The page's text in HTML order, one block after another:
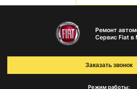
Ремонт
Сервис Fiat в
Режим работы:
Заказать звонок